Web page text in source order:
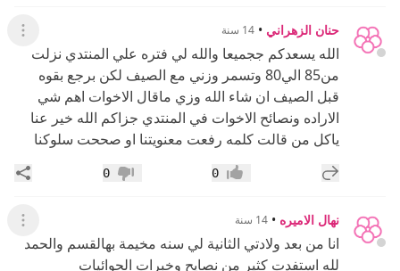
حنان الزهراني • 14 سنة عرض
الله يسعدكم ججميعا والله لي فتره علي المنتدي نزلت
من85 الي80 وتسمر وزني مع الصيف لكن برجع بقوه
قبل الصيف ان شاء الله وزي ماقال الاخوات اهم شي
الاراده ونصائح الاخوات في المنتدي جزاكم الله خير عنا
ياكل من قالت كلمه رفعت معنويتنا او صححت سلوكنا
إضافة رد جديد إعجاب0 عدم إعجاب
0
نهال الاميره • 14 سنة عرض
انا من بعد ولادتي الثانية لي سنه مخيمة بهالقسم والحمد
لله استفدت كثير من نصايح وخبرات الحوائيات